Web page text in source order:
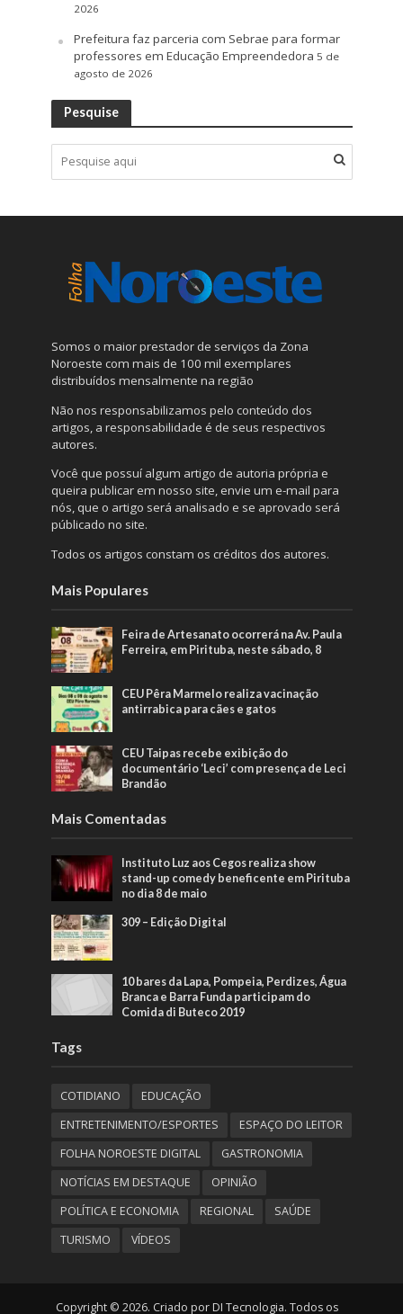
2026
Prefeitura faz parceria com Sebrae para formar
professores em Educação Empreendedora 5 de
agosto de 2026
Pesquise
Somos o maior prestador de serviços da Zona
Noroeste com mais de 100 mil exemplares
distribuídos mensalmente na região
Não nos responsabilizamos pelo conteúdo dos
artigos, a responsabilidade é de seus respectivos
autores.
Você que possuí algum artigo de autoria própria e
queira publicar em nosso site, envie um e-mail para
nós, que o artigo será analisado e se aprovado será
públicado no site.
Todos os artigos constam os créditos dos autores.
Mais Populares
Feira de Artesanato ocorrerá na Av. Paula
Ferreira, em Pirituba, neste sábado, 8
CEU Pêra Marmelo realiza vacinação
antirrabica para cães e gatos
CEU Taipas recebe exibição do
documentário ‘Leci’ com presença de Leci
Brandão
Mais Comentadas
Instituto Luz aos Cegos realiza show
stand-up comedy beneficente em Pirituba
no dia 8 de maio
309 – Edição Digital
10 bares da Lapa, Pompeia, Perdizes, Água
Branca e Barra Funda participam do
Comida di Buteco 2019
Tags
COTIDIANO
EDUCAÇÃO
ENTRETENIMENTO/ESPORTES
ESPAÇO DO LEITOR
FOLHA NOROESTE DIGITAL
GASTRONOMIA
NOTÍCIAS EM DESTAQUE
OPINIÃO
POLÍTICA E ECONOMIA
REGIONAL
SAÚDE
TURISMO
VÍDEOS
Copyright © 2026. Criado por DI Tecnologia. Todos os